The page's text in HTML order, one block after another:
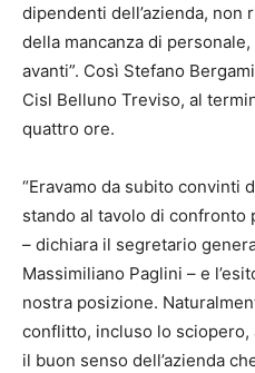
dipendenti dell’azienda, non
della mancanza di
avanti”. Così Stefano
Cisl Belluno Treviso, al
quattro ore.
“Eravamo da subito convinti
stando al tavolo di confronto
– dichiara il segretario
Massimiliano Paglini – e
nostra posizione.
conflitto, incluso lo sciopero,
il buon senso dell’azienda